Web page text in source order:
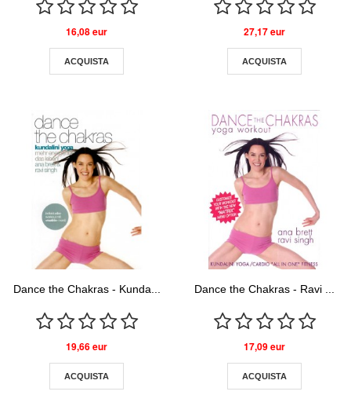
16,08 eur
ACQUISTA
27,17 eur
ACQUISTA
Dance the Chakras - Kunda...
19,66 eur
ACQUISTA
Dance the Chakras - Ravi ...
17,09 eur
ACQUISTA